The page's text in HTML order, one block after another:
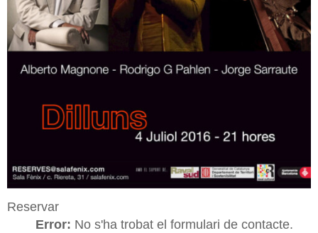
Reservar
Error: No s'ha trobat el formulari de contacte.